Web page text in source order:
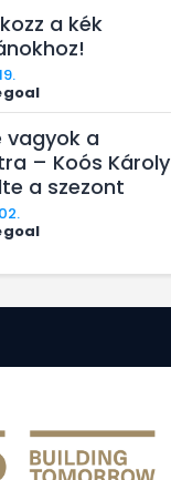
a kék
vagyok a
– Koós Károly
a szezont